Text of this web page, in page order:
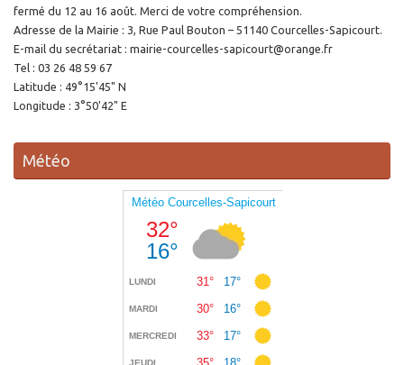
fermé du 12 au 16 août. Merci de votre compréhension.
Adresse de la Mairie : 3, Rue Paul Bouton – 51140 Courcelles-Sapicourt.
E-mail du secrétariat : mairie-courcelles-sapicourt@orange.fr
Tel : 03 26 48 59 67
Latitude : 49°15'45" N
Longitude : 3°50'42" E
Météo